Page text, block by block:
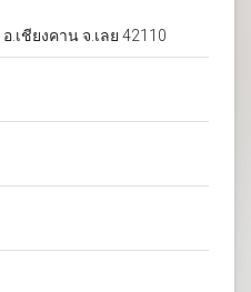
.เชียงคาน จ.เลย 42110